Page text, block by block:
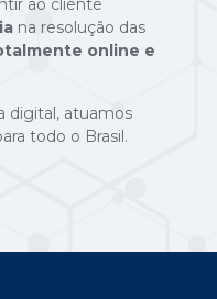
ao cliente
na resolução das
online e
digital, atuamos
todo o Brasil.